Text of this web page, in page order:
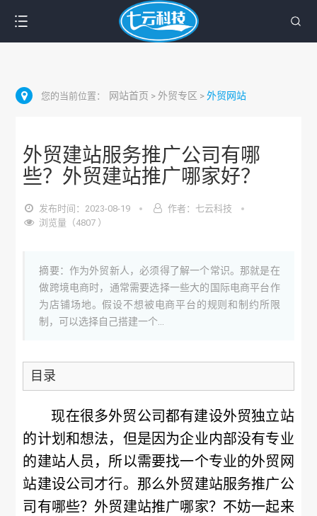
您的当前位置： 网站首页 > 外贸专区 >外贸网站
外贸建站服务推广公司有哪
些？外贸建站推广哪家好？
发布时间：2023-08-19
作者：七云科技
浏览量（4807 ）
摘要：作为外贸新人，必须得了解一个常识。那就是在
做跨境电商时，通常需要选择一些大的国际电商平台作
为店铺场地。假设不想被电商平台的规则和制约所限
制，可以选择自己搭建一个...
目录
现在很多外贸公司都有建设外贸独立站
的计划和想法，但是因为企业内部没有专业
的建站人员，所以需要找一个专业的外贸网
站建设公司才行。那么外贸建站服务推广公
司有哪些？外贸建站推广哪家？不妨一起来